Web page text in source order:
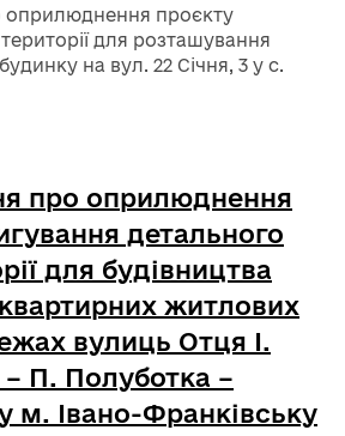
оприлюднення проєкту
для розташування
на вул. 22 Січня, 3 у с.
про оприлюднення
детального
для будівництва
житлових
вулиць Отця І.
П. Полуботка –
м. Івано-Франківську